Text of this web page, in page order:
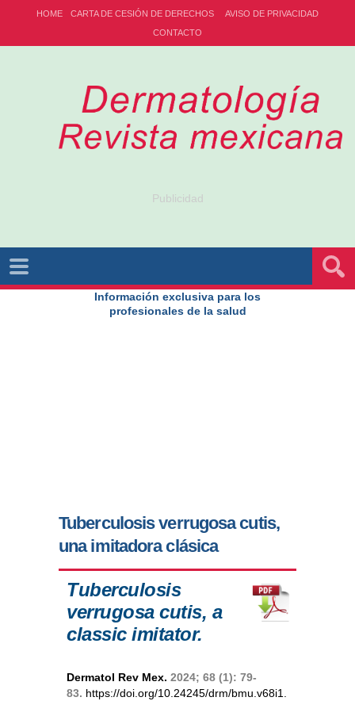
HOME CARTA DE CESIÓN DE DERECHOS
AVISO DE PRIVACIDAD
CONTACTO
Publicidad
Información exclusiva para los
profesionales de la salud
Tuberculosis verrugosa cutis,
una imitadora clásica
Tuberculosis
verrugosa cutis, a
classic imitator.
Dermatol Rev Mex. 2024; 68 (1): 79-
83. https://doi.org/10.24245/drm/bmu.v68i1.